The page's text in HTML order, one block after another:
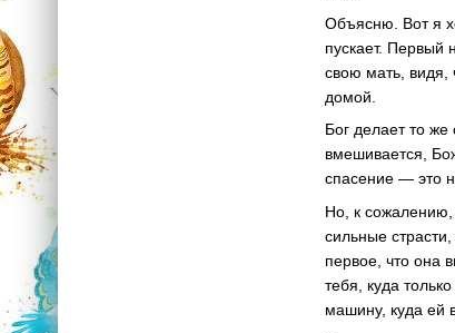
Объясню. Вот я
пускает. Первый
свою мать, видя,
домой.
Бог делает то же
вмешивается,
спасение — это
Но, к сожалению,
сильные
первое, что она
тебя, куда
машину, куда ей